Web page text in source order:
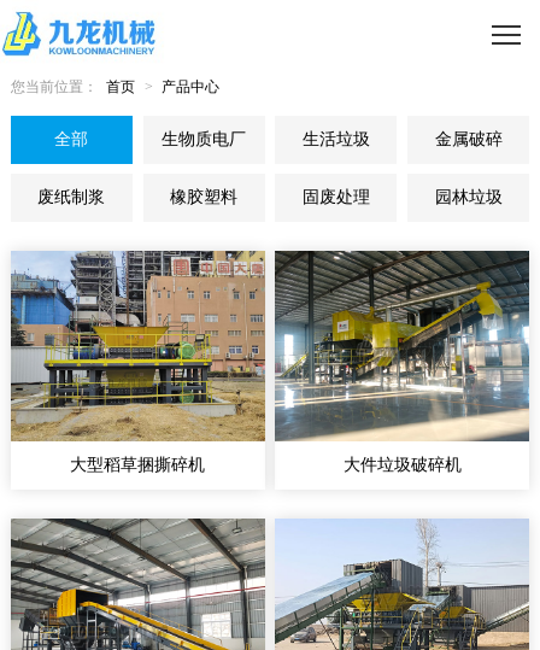
您当前位置： 首页 > 产品中心
全部 生物质电厂 生活垃圾 金属破碎
废纸制浆 橡胶塑料 固废处理 园林垃圾
大型稻草捆撕碎机 大件垃圾破碎机